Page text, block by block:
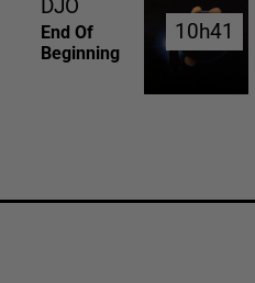
DJO
End Of
Beginning
10h41
10h41